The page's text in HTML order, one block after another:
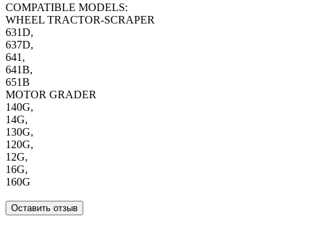
COMPATIBLE MODELS:
WHEEL TRACTOR-SCRAPER
631D,
637D,
641,
641B,
651B
MOTOR GRADER
140G,
14G,
130G,
120G,
12G,
16G,
160G
Оставить отзыв